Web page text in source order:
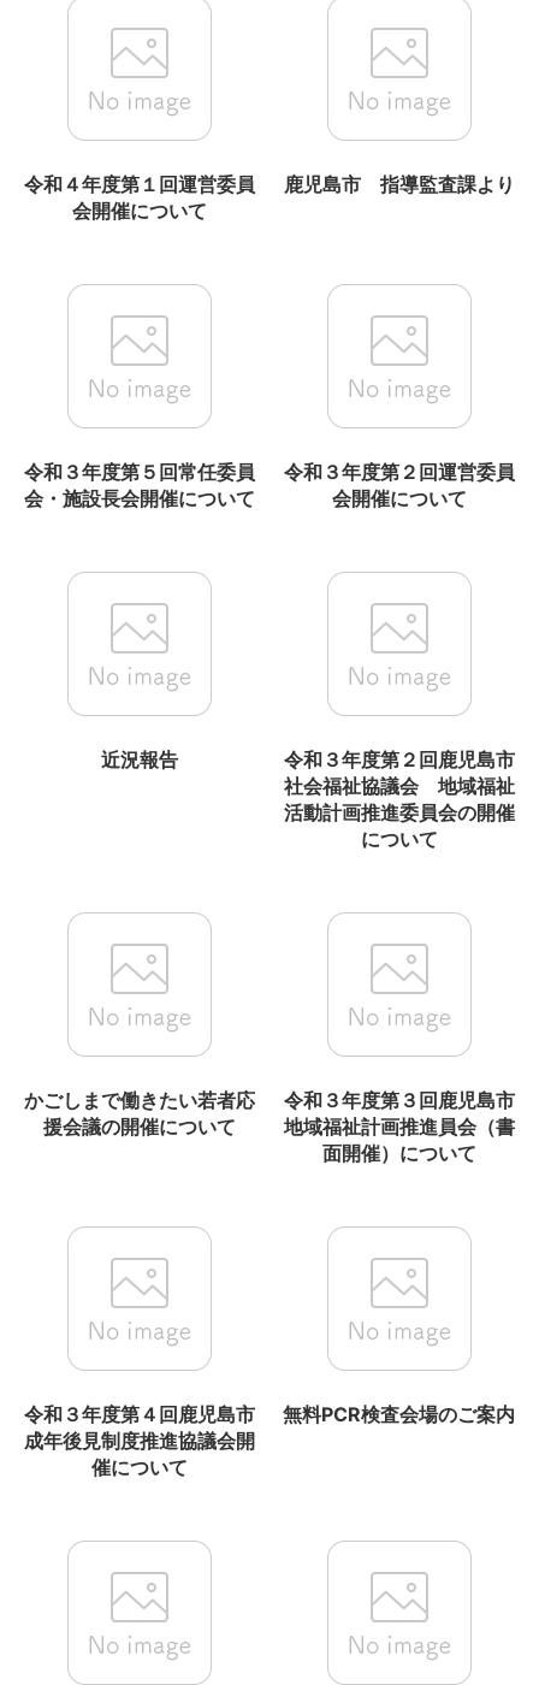
令和４年度第１回運営委員
会開催について
鹿児島市 指導監査課より
令和３年度第５回常任委員
会・施設長会開催について
令和３年度第２回運営委員
会開催について
近況報告
令和３年度第２回鹿児島市
社会福祉協議会 地域福祉
活動計画推進委員会の開催
について
かごしまで働きたい若者応
援会議の開催について
令和３年度第３回鹿児島市
地域福祉計画推進員会（書
面開催）について
令和３年度第４回鹿児島市
成年後見制度推進協議会開
催について
無料PCR検査会場のご案内